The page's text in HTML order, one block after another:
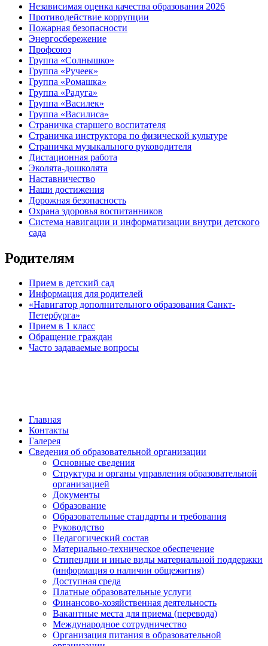
Независимая оценка качества образования 2026
Противодействие коррупции
Пожарная безопасности
Энергосбережение
Профсоюз
Группа «Солнышко»
Группа «Ручеек»
Группа «Ромашка»
Группа «Радуга»
Группа «Василек»
Группа «Василиса»
Страничка старшего воспитателя
Страничка инструктора по физической культуре
Страничка музыкального руководителя
Дистационная работа
Эколята-дошколята
Наставничество
Наши достижения
Дорожная безопасность
Охрана здоровья воспитанников
Система навигации и информатизации внутри детского
сада
Родителям
Прием в детский сад
Информация для родителей
«Навигатор дополнительного образования Санкт-
Петербурга»
Прием в 1 класс
Обращение граждан
Часто задаваемые вопросы
Главная
Контакты
Галерея
Сведения об образовательной организации
Основные сведения
Структура и органы управления образовательной
организацией
Документы
Образование
Образовательные стандарты и требования
Руководство
Педагогический состав
Материально-техническое обеспечение
Стипендии и иные виды материальной поддержки
(информация о наличии общежития)
Доступная среда
Платные образовательные услуги
Финансово-хозяйственная деятельность
Вакантные места для приема (перевода)
Международное сотрудничество
Организация питания в образовательной